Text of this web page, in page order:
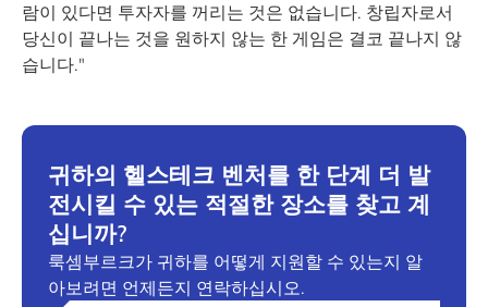
람이 있다면 투자자를 꺼리는 것은 없습니다. 창립자로서
당신이 끝나는 것을 원하지 않는 한 게임은 결코 끝나지 않
습니다."
귀하의 헬스테크 벤처를 한 단계 더 발
전시킬 수 있는 적절한 장소를 찾고 계
십니까?
룩셈부르크가 귀하를 어떻게 지원할 수 있는지 알
아보려면 언제든지 연락하십시오.